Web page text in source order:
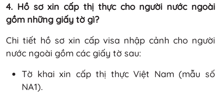
4. Hồ sơ xin cấp thị thực cho người nước ngoài
gồm những giấy tờ gì?
Chi tiết hồ sơ xin cấp visa nhập cảnh cho người
nước ngoài gồm các giấy tờ sau:
Tờ khai xin cấp thị thực Việt Nam (mẫu số
NA1).